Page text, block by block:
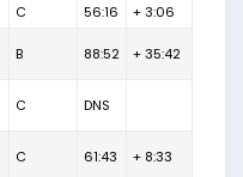
C 56:16 + 3:06
B 88:52 + 35:42
C DNS
C 61:43 + 8:33